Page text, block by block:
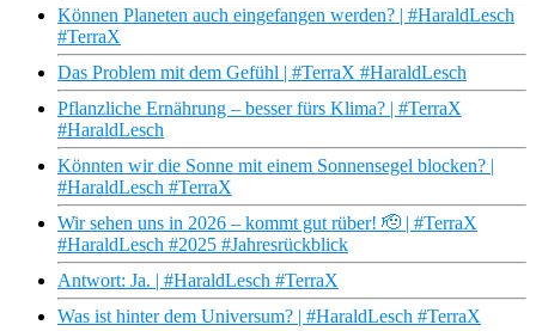
Können Planeten auch eingefangen werden? | #HaraldLesch
#TerraX
Das Problem mit dem Gefühl | #TerraX #HaraldLesch
Pflanzliche Ernährung – besser fürs Klima? | #TerraX
#HaraldLesch
Könnten wir die Sonne mit einem Sonnensegel blocken? |
#HaraldLesch #TerraX
Wir sehen uns in 2026 – kommt gut rüber! 🫡 | #TerraX
#HaraldLesch #2025 #Jahresrückblick
Antwort: Ja. | #HaraldLesch #TerraX
Was ist hinter dem Universum? | #HaraldLesch #TerraX